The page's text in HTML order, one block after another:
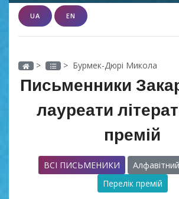
UA EN
> > Бурмек-Дюрі Микола
Письменники
лауреати
премій
ВСІ ПИСЬМЕНИКИ
Перелік премій